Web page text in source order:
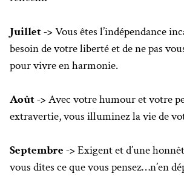
Juillet -> Vous êtes l’indépendance
besoin de votre liberté et de ne pas
pour vivre en harmonie.
Août -> Avec votre humour et votre
extravertie, vous illuminez la vie de
Septembre -> Exigent et d’une
vous dîtes ce que vous pensez…n’en